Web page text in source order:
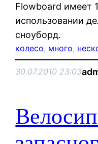
Flowboard имеет
использовании
сноуборд.
колесо, много,
30.07.2010 23:03